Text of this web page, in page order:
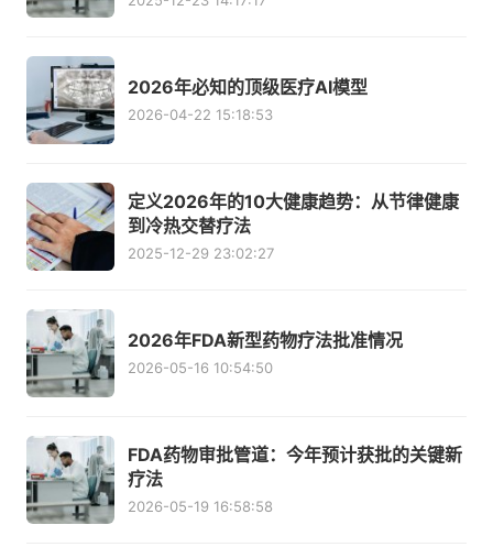
2026年必知的顶级医疗AI模型
2026-04-22 15:18:53
定义2026年的10大健康趋势：从节律健康
到冷热交替疗法
2025-12-29 23:02:27
2026年FDA新型药物疗法批准情况
2026-05-16 10:54:50
FDA药物审批管道：今年预计获批的关键新
疗法
2026-05-19 16:58:58